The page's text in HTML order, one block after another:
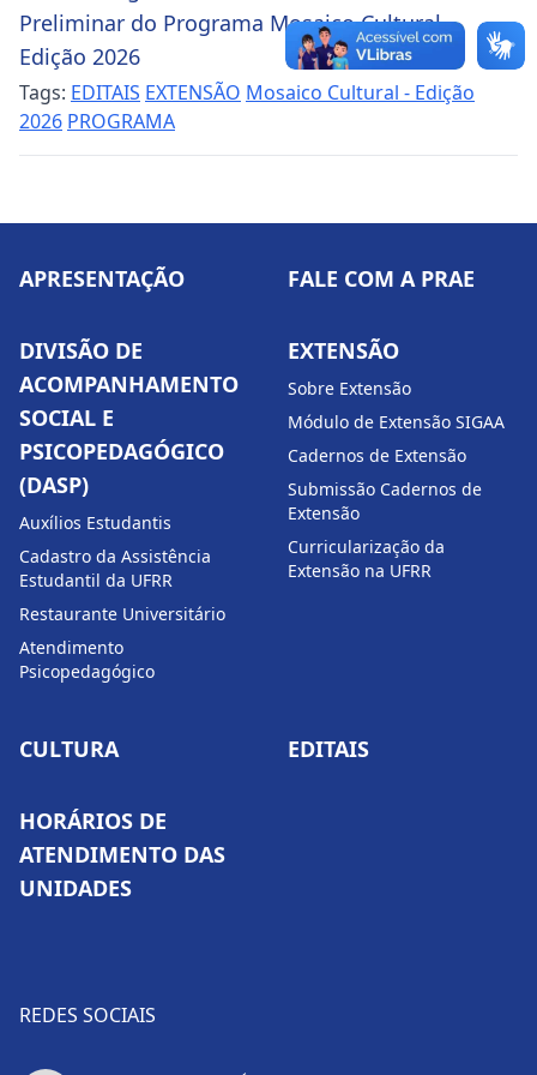
Preliminar do Programa Mosaico Cultural –
Edição 2026
Tags: EDITAIS EXTENSÃO Mosaico Cultural - Edição
2026 PROGRAMA
APRESENTAÇÃO FALE COM A PRAE
DIVISÃO DE
ACOMPANHAMENTO
SOCIAL E
PSICOPEDAGÓGICO
(DASP)
Auxílios Estudantis
Cadastro da Assistência
Estudantil da UFRR
Restaurante Universitário
Atendimento
Psicopedagógico
EXTENSÃO
Sobre Extensão
Módulo de Extensão SIGAA
Cadernos de Extensão
Submissão Cadernos de
Extensão
Curricularização da
Extensão na UFRR
CULTURA EDITAIS
HORÁRIOS DE
ATENDIMENTO DAS
UNIDADES
REDES SOCIAIS